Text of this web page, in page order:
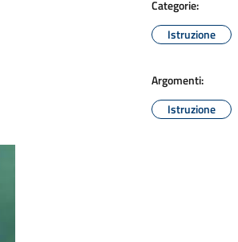
Categorie:
Istruzione
Argomenti:
Istruzione